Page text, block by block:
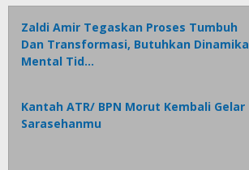
Zaldi Amir Tegaskan Proses Tumbuh
Dan Transformasi, Butuhkan Dinamika
Mental Tid…
Kantah ATR/ BPN Morut Kembali Gelar
Sarasehanmu